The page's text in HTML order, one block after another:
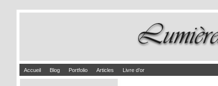
Accueil Blog Portfolio Articles Livre d’or